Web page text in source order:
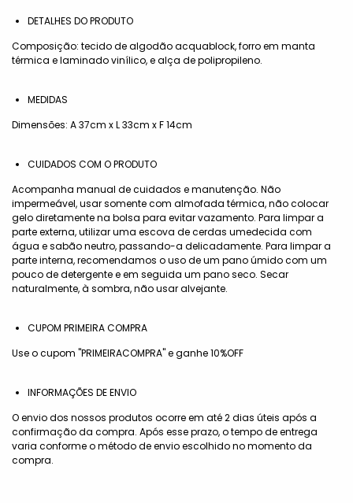
DETALHES DO PRODUTO
Composição: tecido de algodão acquablock, forro em manta
térmica e laminado vinílico, e alça de polipropileno.
MEDIDAS
Dimensões: A 37cm x L 33cm x F 14cm
CUIDADOS COM O PRODUTO
Acompanha manual de cuidados e manutenção. Não
impermeável, usar somente com almofada térmica, não colocar
gelo diretamente na bolsa para evitar vazamento. Para limpar a
parte externa, utilizar uma escova de cerdas umedecida com
água e sabão neutro, passando-a delicadamente. Para limpar a
parte interna, recomendamos o uso de um pano úmido com um
pouco de detergente e em seguida um pano seco. Secar
naturalmente, à sombra, não usar alvejante.
CUPOM PRIMEIRA COMPRA
Use o cupom "PRIMEIRACOMPRA" e ganhe 10%OFF
INFORMAÇÕES DE ENVIO
O envio dos nossos produtos ocorre em até 2 dias úteis após a
confirmação da compra. Após esse prazo, o tempo de entrega
varia conforme o método de envio escolhido no momento da
compra.